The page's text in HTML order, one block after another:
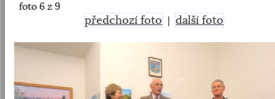
foto 6 z 9
předchozí foto |další foto